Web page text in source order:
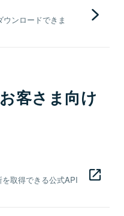
ンロードできま
客さま向け
取得できる公式API